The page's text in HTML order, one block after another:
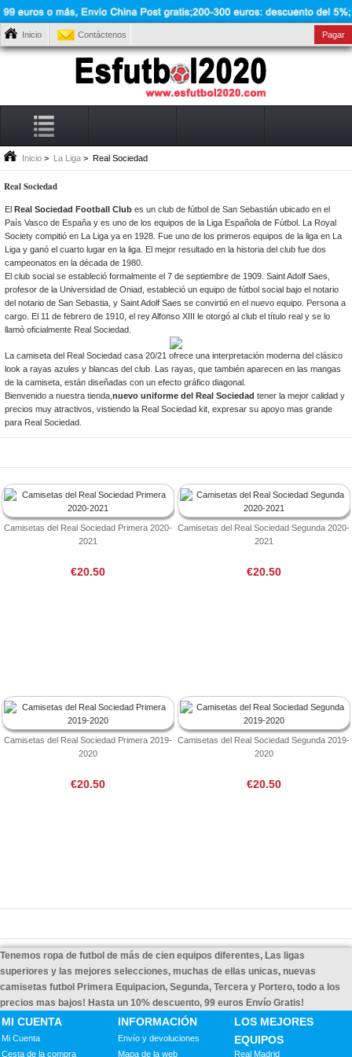
Inicio Contáctenos Pagar
Inicio > La Liga > Real Sociedad
Real Sociedad
El Real Sociedad Football Clubes un club de fútbol de San Sebastián ubicado en el
País Vasco de España y es uno de los equipos de la Liga Española de Fútbol. La Royal
Society compitió en La Liga ya en 1928. Fue uno de los primeros equipos de la liga en La
Liga y ganó el cuarto lugar en la liga. El mejor resultado en la historia del club fue dos
campeonatos en la década de 1980.
El club social se estableció formalmente el 7 de septiembre de 1909. Saint Adolf Saes,
profesor de la Universidad de Oniad, estableció un equipo de fútbol social bajo el notario
del notario de San Sebastia, y Saint Adolf Saes se convirtió en el nuevo equipo. Persona a
cargo. El 11 de febrero de 1910, el rey Alfonso XIII le otorgó al club el título real y se lo
llamó oficialmente Real Sociedad.
La camiseta del Real Sociedad casa 20/21 ofrece una interpretación moderna del clásico
look a rayas azules y blancas del club. Las rayas, que también aparecen en las mangas
de la camiseta, están diseñadas con un efecto gráfico diagonal.
Bienvenido a nuestra tienda, nuevo uniforme del Real Sociedad tener la mejor calidad y
precios muy atractivos, vistiendo la Real Sociedad kit, expresar su apoyo mas grande
para Real Sociedad.
Camisetas del Real Sociedad Primera 2020-
2021
€20.50
Camisetas del Real Sociedad Segunda 2020-
2021
€20.50
Camisetas del Real Sociedad Primera 2019-
2020
€20.50
Camisetas del Real Sociedad Segunda 2019-
2020
€20.50
Tenemos ropa de futbol de más de cien equipos diferentes, Las ligas
superiores y las mejores selecciones, muchas de ellas unicas, nuevas
camisetas futbol Primera Equipacion, Segunda, Tercera y Portero, todo a los
precios mas bajos! Hasta un 10% descuento, 99 euros Envío Gratis!
MI CUENTA
Mi Cuenta
Cesta de la compra
INFORMACIÓN
Envío y devoluciones
Mapa de la web
LOS MEJORES
EQUIPOS
Real Madrid